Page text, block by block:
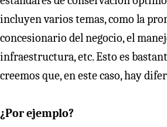
incluyen varios temas, como la
concesionario del negocio, el
infraestructura, etc. Esto es
creemos que, en este caso, hay
¿Por ejemplo?